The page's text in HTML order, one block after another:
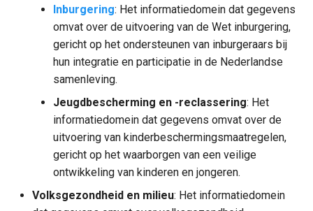
Inburgering: Het informatiedomein dat gegevens
omvat over de uitvoering van de Wet inburgering,
gericht op het ondersteunen van inburgeraars bij
hun integratie en participatie in de Nederlandse
samenleving.
Jeugdbescherming en -reclassering: Het
informatiedomein dat gegevens omvat over de
uitvoering van kinderbeschermingsmaatregelen,
gericht op het waarborgen van een veilige
ontwikkeling van kinderen en jongeren.
Volksgezondheid en milieu: Het informatiedomein